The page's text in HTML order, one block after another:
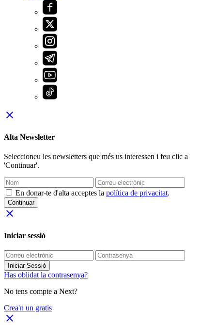
close
Alta Newsletter
Seleccioneu les newsletters que més us interessen i feu clic a
'Continuar'.
En donar-te d'alta acceptes la política de privacitat.
Continuar
close
Iniciar sessió
Iniciar Sessió
Has oblidat la contrasenya?
No tens compte a Next?
Crea'n un gratis
close